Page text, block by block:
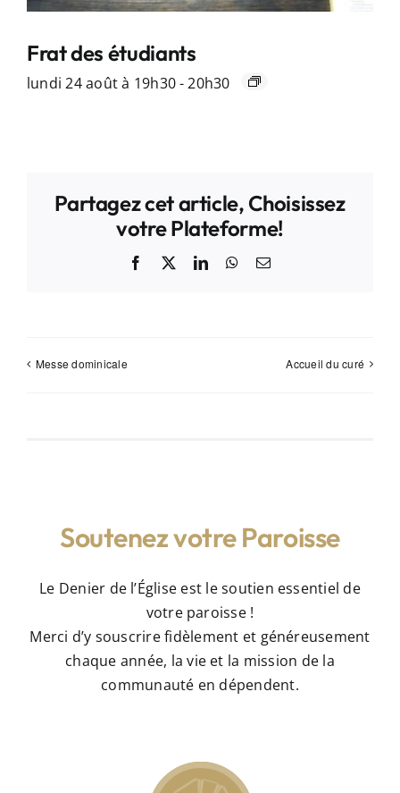
Frat des étudiants
lundi 24 août à 19h30-20h30
Partagez cet article, Choisissez
votre Plateforme!
Facebook
X LinkedInWhatsApp
Email
Messe dominicale Accueil du curé
Soutenez votre Paroisse
Le Denier de l’Église est le soutien essentiel de
votre paroisse !
Merci d’y souscrire fidèlement et généreusement
chaque année, la vie et la mission de la
communauté en dépendent.